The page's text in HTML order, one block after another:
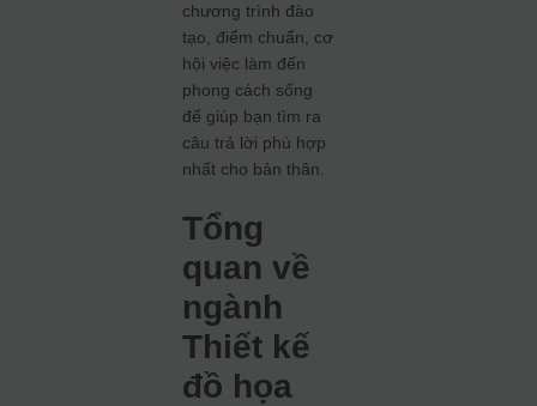
chương trình đào
tạo, điểm chuẩn, cơ
hội việc làm đến
phong cách sống
để giúp bạn tìm ra
câu trả lời phù hợp
nhất cho bản thân.
Tổng
quan về
ngành
Thiết kế
đồ họa